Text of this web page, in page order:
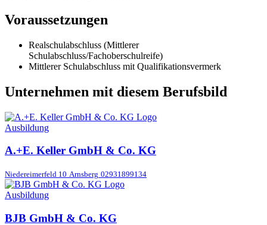
Voraussetzungen
Realschulabschluss (Mittlerer
Schulabschluss/Fachoberschulreife)
Mittlerer Schulabschluss mit Qualifikationsvermerk
Unternehmen mit diesem Berufsbild
Ausbildung
A.+E. Keller GmbH & Co. KG
Niedereimerfeld 10 Arnsberg 02931899134
Ausbildung
BJB GmbH & Co. KG